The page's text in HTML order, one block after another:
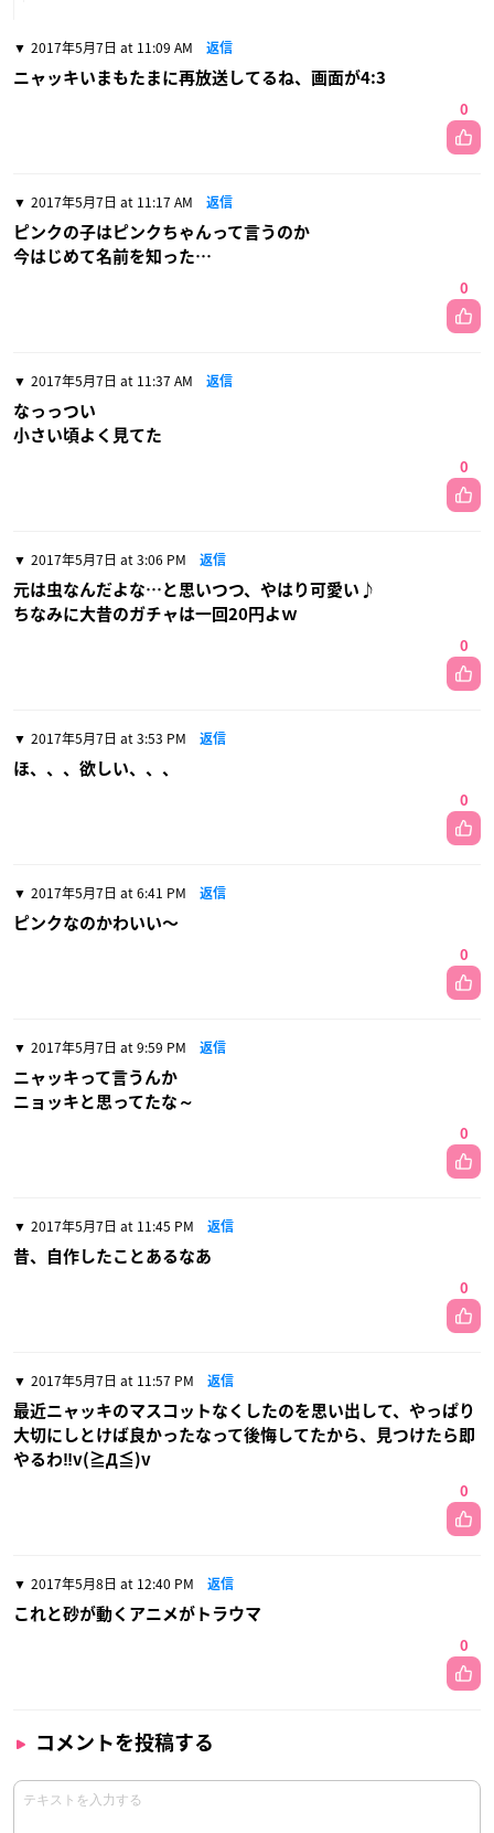
2017年5月7日 at 11:09 AM 返信
ニャッキいまもたまに再放送してるね、画面が4:3
0
2017年5月7日 at 11:17 AM 返信
ピンクの子はピンクちゃんって言うのか
今はじめて名前を知った…
0
2017年5月7日 at 11:37 AM 返信
なっっつい
小さい頃よく見てた
0
2017年5月7日 at 3:06 PM 返信
元は虫なんだよな…と思いつつ、やはり可愛い♪
ちなみに大昔のガチャは一回20円よｗ
0
2017年5月7日 at 3:53 PM 返信
ほ、、、欲しい、、、
0
2017年5月7日 at 6:41 PM 返信
ピンクなのかわいい〜
0
2017年5月7日 at 9:59 PM 返信
ニャッキって言うんか
ニョッキと思ってたな～
0
2017年5月7日 at 11:45 PM 返信
昔、自作したことあるなあ
0
2017年5月7日 at 11:57 PM 返信
最近ニャッキのマスコットなくしたのを思い出して、やっぱり
大切にしとけば良かったなって後悔してたから、見つけたら即
やるわ‼v(≧Д≦)v
0
2017年5月8日 at 12:40 PM 返信
これと砂が動くアニメがトラウマ
0
コメントを投稿する